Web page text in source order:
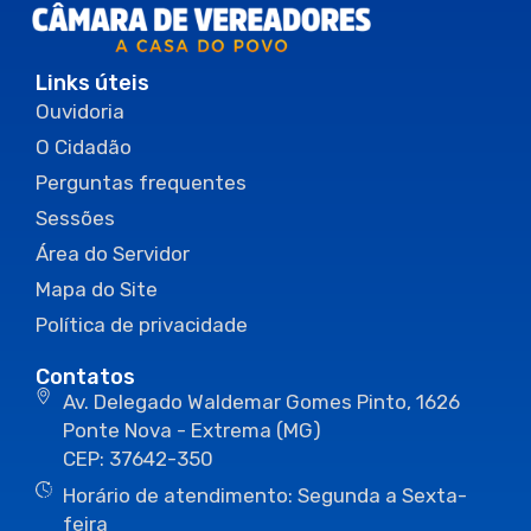
Links úteis
Ouvidoria
O Cidadão
Perguntas frequentes
Sessões
Área do Servidor
Mapa do Site
Política de privacidade
Contatos
Av. Delegado Waldemar Gomes Pinto, 1626
Ponte Nova - Extrema (MG)
CEP: 37642-350
Horário de atendimento: Segunda a Sexta-
feira